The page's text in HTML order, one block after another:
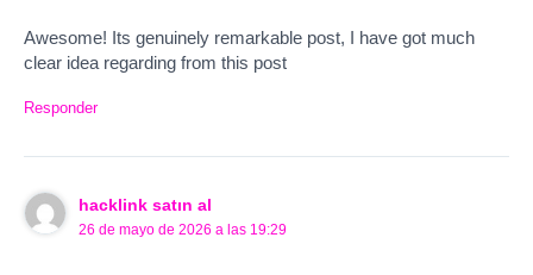
Awesome! Its genuinely remarkable post, I have got much
clear idea regarding from this post
Responder
hacklink satın al
26 de mayo de 2026 a las 19:29